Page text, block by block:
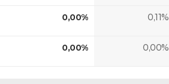
0,00% 0,11%
0,00% 0,00%